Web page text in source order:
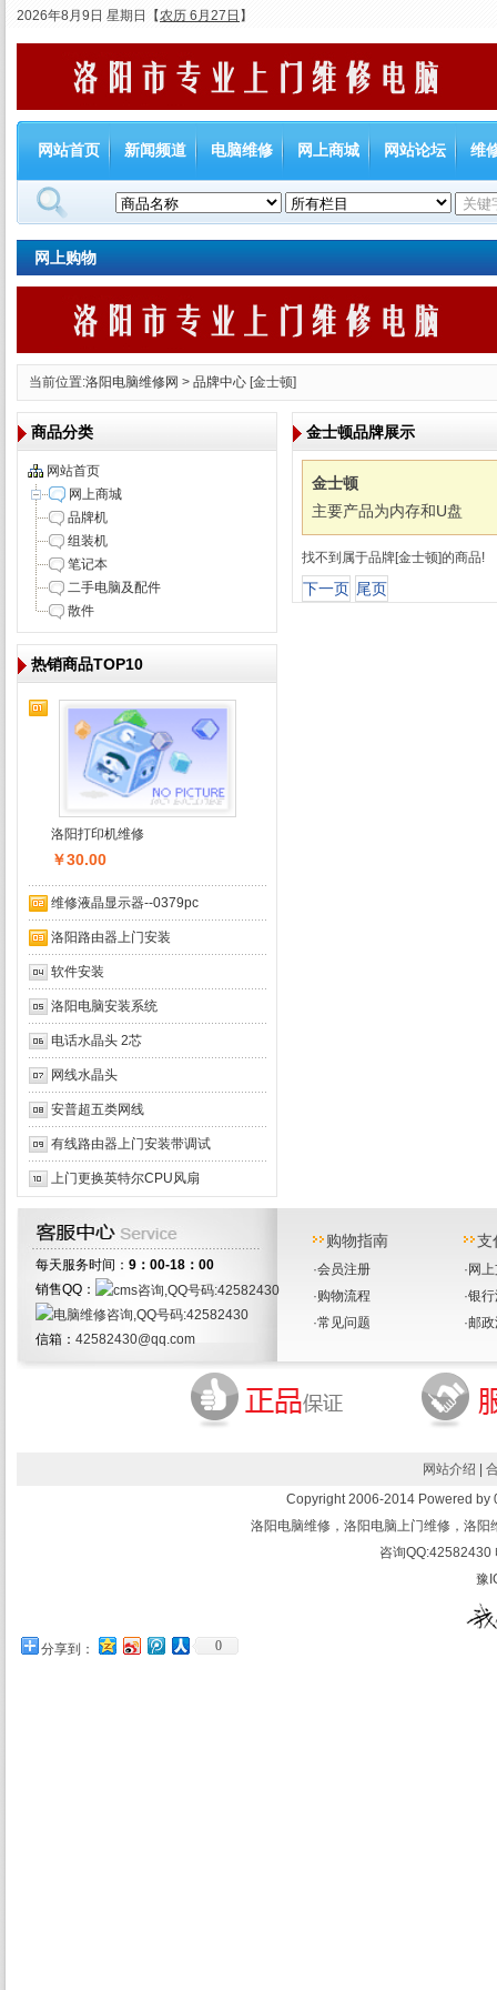
2026年8月9日 星期日 【农历 6月27日 】
网站首页 新闻频道 电脑维修 网上商城 网站论坛 维
网上购物
当前位置:洛阳电脑维修网 > 品牌中心 [金士顿]
商品分类
网站首页
网上商城
品牌机
组装机
笔记本
二手电脑及配件
散件
热销商品TOP10
洛阳打印机维修
￥30.00
维修液晶显示器--0379pc
洛阳路由器上门安装
软件安装
洛阳电脑安装系统
电话水晶头 2芯
网线水晶头
安普超五类网线
有线路由器上门安装带调试
上门更换英特尔CPU风扇
金士顿品牌展示
金士顿
主要产品为内存和U盘
找不到属于品牌[金士顿]的商品!
下一页 尾页
每天服务时间： 9：00-18：00
销售QQ：
信箱： 42582430@qq.com
购物指南
·会员注册
·购物流程
·常见问题
支
· 网
·银
·邮
网站介绍
Copyright 2006-2014 Powered by
洛阳电脑维修，洛阳电脑上门维修，洛
咨询
豫
分享到： 0